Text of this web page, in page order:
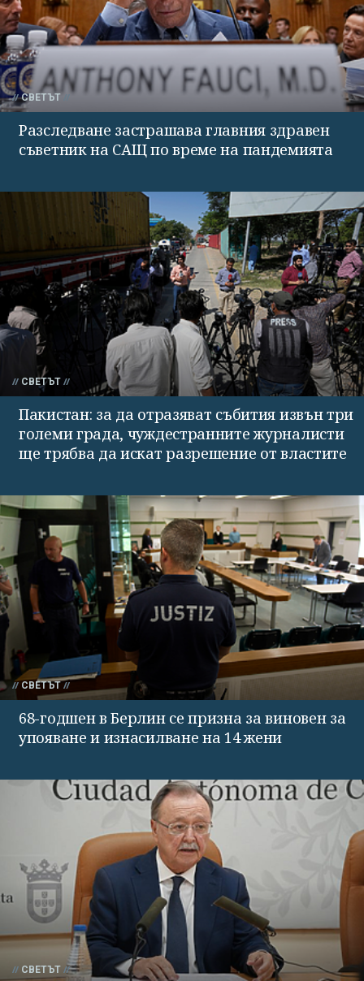
СВЕТЪТ
Разследване застрашава главния здравен
съветник на САЩ по време на пандемията
СВЕТЪТ
Пакистан: за да отразяват събития извън три
големи града, чуждестранните журналисти
ще трябва да искат разрешение от властите
СВЕТЪТ
68-годшен в Берлин се призна за виновен за
упояване и изнасилване на 14 жени
СВЕТЪТ